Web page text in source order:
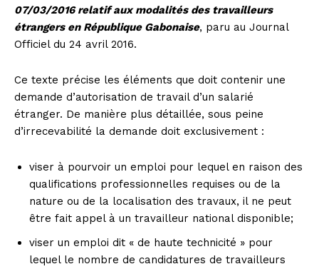
07/03/2016 relatif aux modalités des travailleurs
étrangers en République Gabonaise, paru au Journal
Officiel du 24 avril 2016.
Ce texte précise les éléments que doit contenir une
demande d’autorisation de travail d’un salarié
étranger. De manière plus détaillée, sous peine
d’irrecevabilité la demande doit exclusivement :
viser à pourvoir un emploi pour lequel en raison des
qualifications professionnelles requises ou de la
nature ou de la localisation des travaux, il ne peut
être fait appel à un travailleur national disponible;
viser un emploi dit « de haute technicité » pour
lequel le nombre de candidatures de travailleurs